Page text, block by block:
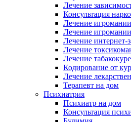
Лечение
Консультация
Лечение
Лечение игромании
Лечение интернет-
Лечение
Лечение
Кодирование от
Лечение
Терапевт на дом
Психиатрия
Психиатр на дом
Консультация